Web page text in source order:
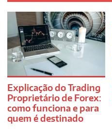
Explicação do Trading
Proprietário de Forex:
como funciona e para
quem é destinado